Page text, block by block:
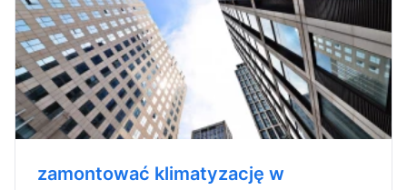
zamontować klimatyzację w